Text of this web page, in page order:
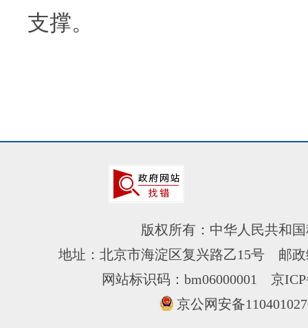
支撑。
版权所有：中华人民共和
地址：北京市海淀区复兴路乙15号 邮
网站标识码：bm06000001 京
京公网安备